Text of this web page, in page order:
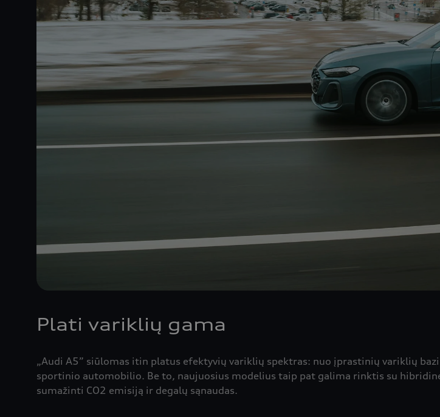
Plati variklių gama
„Audi A5” siūlomas itin platus efektyvių variklių spektras: nuo įprastinių variklių
sportinio automobilio. Be to, naujuosius modelius taip pat galima rinktis su
sumažinti CO2 emisiją ir degalų sąnaudas.